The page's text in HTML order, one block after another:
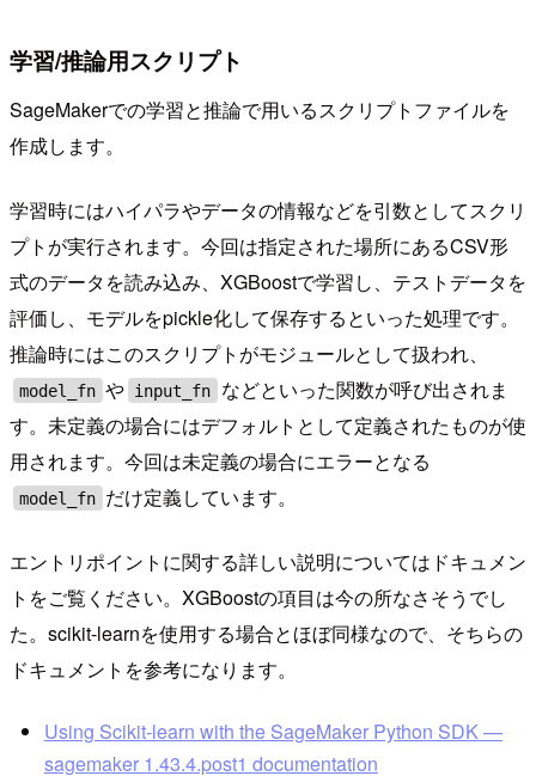
学習/推論用スクリプト
SageMakerでの学習と推論で用いるスクリプトファイルを
作成します。
学習時にはハイパラやデータの情報などを引数としてスクリ
プトが実行されます。今回は指定された場所にあるCSV形
式のデータを読み込み、XGBoostで学習し、テストデータを
評価し、モデルをpickle化して保存するといった処理です。
推論時にはこのスクリプトがモジュールとして扱われ、
model_fn や input_fn
などといった関数が呼び出されま
す。未定義の場合にはデフォルトとして定義されたものが使
用されます。今回は未定義の場合にエラーとなる
model_fn だけ定義しています。
エントリポイントに関する詳しい説明についてはドキュメン
トをご覧ください。XGBoostの項目は今の所なさそうでし
た。scikit-learnを使用する場合とほぼ同様なので、そちらの
ドキュメントを参考になります。
Using Scikit-learn with the SageMaker Python SDK —
sagemaker 1.43.4.post1 documentation